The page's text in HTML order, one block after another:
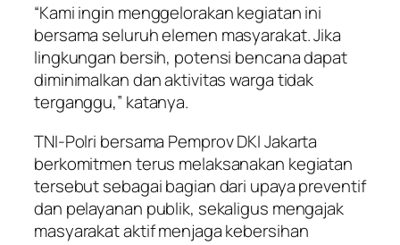
“Kami ingin menggelorakan kegiatan ini
bersama seluruh elemen masyarakat. Jika
lingkungan bersih, potensi bencana dapat
diminimalkan dan aktivitas warga tidak
terganggu,” katanya.
TNI-Polri bersama Pemprov DKI Jakarta
berkomitmen terus melaksanakan kegiatan
tersebut sebagai bagian dari upaya preventif
dan pelayanan publik, sekaligus mengajak
masyarakat aktif menjaga kebersihan